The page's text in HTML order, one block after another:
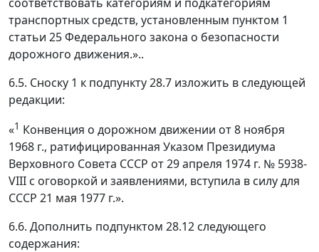
транспортных средств, установленным пунктом 1
статьи 25 Федерального закона о безопасности
дорожного движения.»..
6.5. Сноску 1 к подпункту 28.7 изложить в следующей
редакции:
«1 Конвенция о дорожном движении от 8 ноября
1968 г., ратифицированная Указом Президиума
Верховного Совета СССР от 29 апреля 1974 г. № 5938-
VIII с оговоркой и заявлениями, вступила в силу для
СССР 21 мая 1977 г.».
6.6. Дополнить подпунктом 28.12 следующего
содержания: